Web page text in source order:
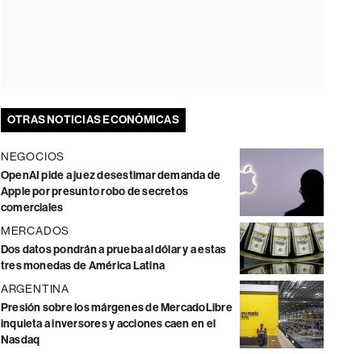
OTRAS NOTICIAS ECONÓMICAS
NEGOCIOS
OpenAI pide a juez desestimar demanda de
Apple por presunto robo de secretos
comerciales
MERCADOS
Dos datos pondrán a prueba al dólar y a estas
tres monedas de América Latina
ARGENTINA
Presión sobre los márgenes de MercadoLibre
inquieta a inversores y acciones caen en el
Nasdaq